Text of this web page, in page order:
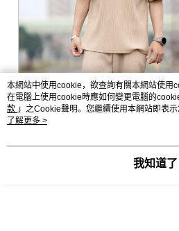
本網站中使用cookie，欲查詢有關本網站使用
在電腦上使用cookie時應如何變更電腦的
款 」之Cookie聲明。您繼續使用本網站即表
之Cookie聲明使用cookie。
了解更多 >
我知道了